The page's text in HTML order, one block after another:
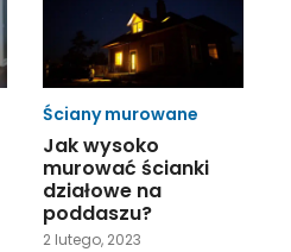
Ściany murowane
Jak wysoko
murować ścianki
działowe na
poddaszu?
2 lutego, 2023